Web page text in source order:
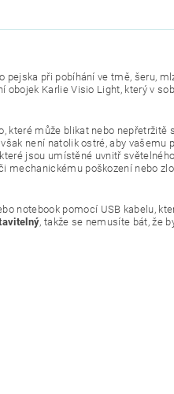
při pobíhání ve tmě, šeru,
Karlie Visio Light, který v
které může blikat nebo nepřetržitě
však není natolik ostré, aby vašemu
jsou umístěné uvnitř
mechanickému poškození nebo
notebook pomocí USB kabelu,
, takže se nemusíte bát, že